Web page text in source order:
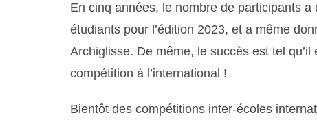
En cinq années, le nombre de participants
étudiants pour l’édition 2023, et a même
Archiglisse. De même, le succès est tel
compétition à l’international !
Bientôt des compétitions inter-écoles